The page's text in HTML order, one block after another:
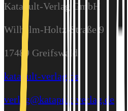
Katapult-Verlag GmbH
Wilhelm-Holtz-Straße 9
17489 Greifswald
katapult-verlag.de
verlag@katapult-verlag.de